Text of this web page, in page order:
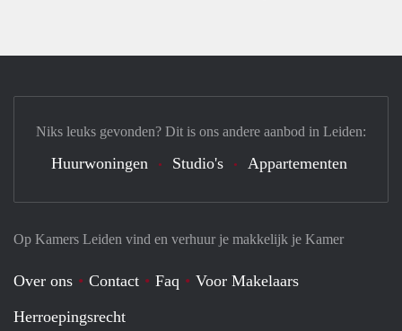
Op Kamers Leiden vind en verhuur je makkelijk je Kamer
Over ons Contact Faq
Voor Makelaars
Herroepingsrecht
Niks leuks gevonden? Dit is ons andere aanbod in Leiden:
Huurwoningen Studio's Appartementen